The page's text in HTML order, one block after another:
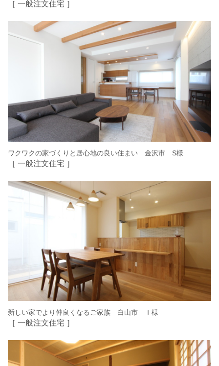
［ 一般注文住宅 ］
ワクワクの家づくりと居心地の良い住まい 金沢市 S様
［ 一般注文住宅 ］
新しい家でより仲良くなるご家族 白山市 Ｉ様
［ 一般注文住宅 ］